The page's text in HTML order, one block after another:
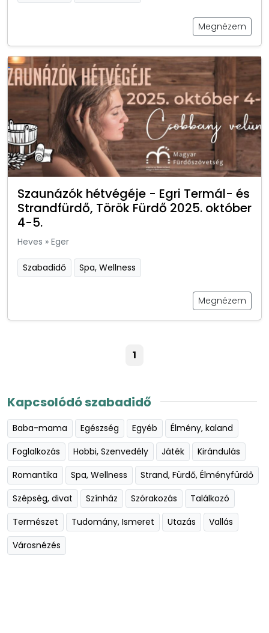
Megnézem
Szaunázók hétvégéje - Egri Termál- és
Strandfürdő, Török Fürdő 2025. október
4-5.
Heves » Eger
Szabadidő Spa, Wellness
Megnézem
1
Kapcsolódó szabadidő
Baba-mama Egészség Egyéb
Élmény, kaland
Foglalkozás
Hobbi, Szenvedély Játék
Kirándulás
Romantika
Spa, Wellness
Strand, Fürdő, Élményfürdő
Szépség, divat
Színház Szórakozás
Találkozó
Természet
Tudomány, Ismeret Utazás
Vallás
Városnézés